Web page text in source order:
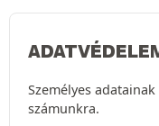
Személyes
számunkra.